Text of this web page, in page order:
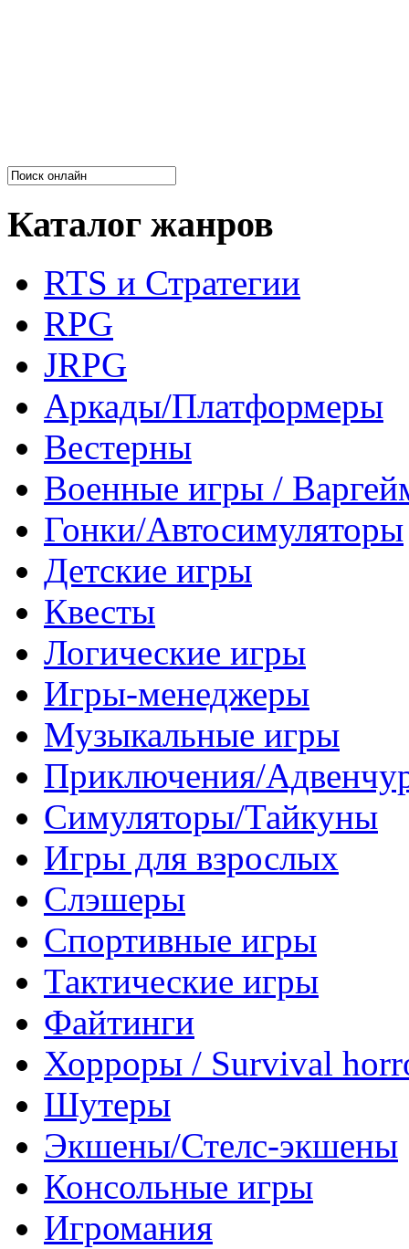
Каталог жанров
RTS и Стратегии
RPG
JRPG
Аркады/Платформеры
Вестерны
Военные игры /
Гонки/Автосимуляторы
Детские игры
Квесты
Логические игры
Игры-менеджеры
Музыкальные игры
Приключения/
Симуляторы/Тайкуны
Игры для взрослых
Слэшеры
Спортивные игры
Тактические игры
Файтинги
Хорроры / Survival
Шутеры
Экшены/Стелс-экшены
Консольные игры
Игромания